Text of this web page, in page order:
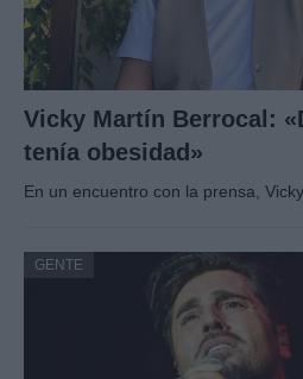
Vicky Martín Berrocal:
tenía obesidad»
En un encuentro con la prensa,
GENTE